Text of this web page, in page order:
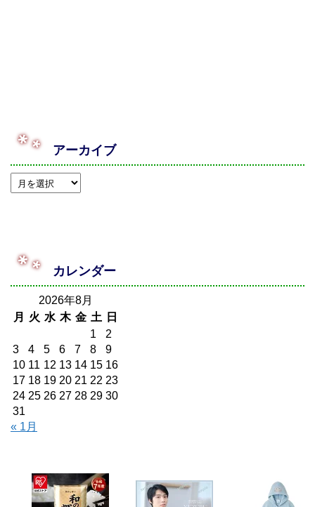
アーカイブ
カレンダー
2026年8月
月
火 水 木 金 土
日
1
2
3
4 5 6 7 8
9
10 11 12 13 14 15 16
17 18 19 20 21 22 23
24 25 26 27 28 29 30
31
« 1月